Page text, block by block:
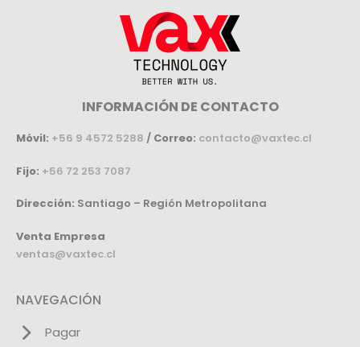
INFORMACIÓN DE CONTACTO
Móvil: +56 9 4572 5288 / Correo: contacto@vaxtec.cl
Fijo: +56 72 253 7087
Dirección: Santiago – Región Metropolitana
Venta Empresa
ventas@vaxtec.cl
NAVEGACIÓN
Pagar